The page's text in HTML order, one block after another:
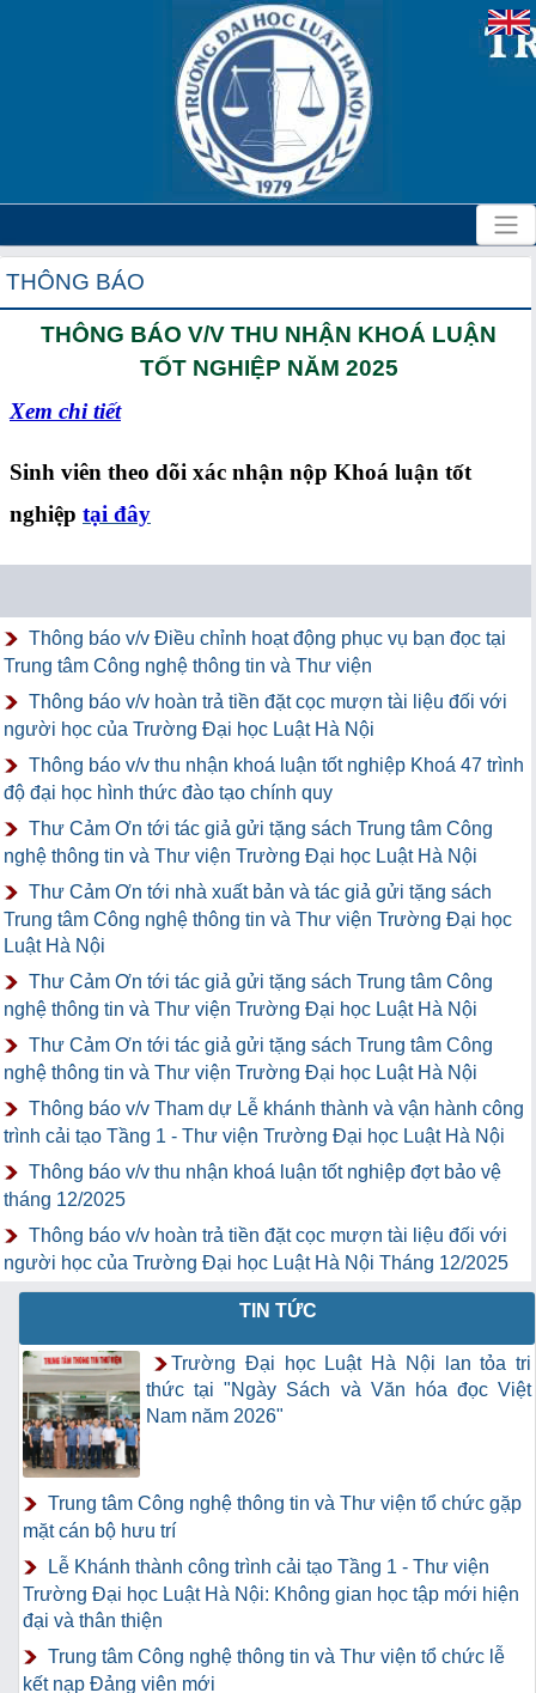
THÔNG BÁO
THÔNG BÁO V/V THU NHẬN KHOÁ LUẬN
TỐT NGHIỆP NĂM 2025
Xem chi tiết
Sinh viên theo dõi xác nhận nộp Khoá luận tốt
nghiệp tại đây
Thông báo v/v Điều chỉnh hoạt động phục vụ bạn đọc tại
Trung tâm Công nghệ thông tin và Thư viện
Thông báo v/v hoàn trả tiền đặt cọc mượn tài liệu đối với
người học của Trường Đại học Luật Hà Nội
Thông báo v/v thu nhận khoá luận tốt nghiệp Khoá 47 trình
độ đại học hình thức đào tạo chính quy
Thư Cảm Ơn tới tác giả gửi tặng sách Trung tâm Công
nghệ thông tin và Thư viện Trường Đại học Luật Hà Nội
Thư Cảm Ơn tới nhà xuất bản và tác giả gửi tặng sách
Trung tâm Công nghệ thông tin và Thư viện Trường Đại học
Luật Hà Nội
Thư Cảm Ơn tới tác giả gửi tặng sách Trung tâm Công
nghệ thông tin và Thư viện Trường Đại học Luật Hà Nội
Thư Cảm Ơn tới tác giả gửi tặng sách Trung tâm Công
nghệ thông tin và Thư viện Trường Đại học Luật Hà Nội
Thông báo v/v Tham dự Lễ khánh thành và vận hành công
trình cải tạo Tầng 1 - Thư viện Trường Đại học Luật Hà Nội
Thông báo v/v thu nhận khoá luận tốt nghiệp đợt bảo vệ
tháng 12/2025
Thông báo v/v hoàn trả tiền đặt cọc mượn tài liệu đối với
người học của Trường Đại học Luật Hà Nội Tháng 12/2025
TIN TỨC
Trường Đại học Luật Hà Nội lan tỏa tri
thức tại "Ngày Sách và Văn hóa đọc Việt
Nam năm 2026"
Trung tâm Công nghệ thông tin và Thư viện tổ chức gặp
mặt cán bộ hưu trí
Lễ Khánh thành công trình cải tạo Tầng 1 - Thư viện
Trường Đại học Luật Hà Nội: Không gian học tập mới hiện
đại và thân thiện
Trung tâm Công nghệ thông tin và Thư viện tổ chức lễ
kết nạp Đảng viên mới